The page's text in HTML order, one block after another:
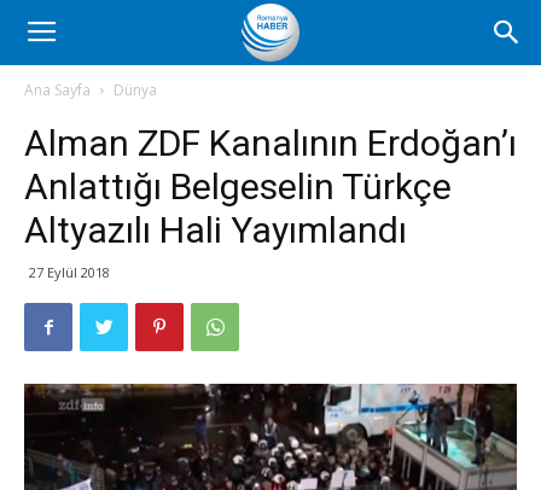
Romanya
Haber
Ana Sayfa Dünya
Alman ZDF Kanalının Erdoğan’ı
Anlattığı Belgeselin Türkçe
Altyazılı Hali Yayımlandı
27 Eylül 2018